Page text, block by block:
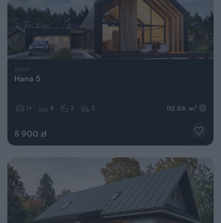
AP202
Hana 5
5 900 zł
1+ 4 2 2 112,06 m 2